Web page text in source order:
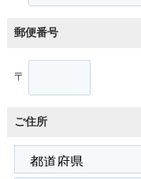
郵便番号
〒
ご住所